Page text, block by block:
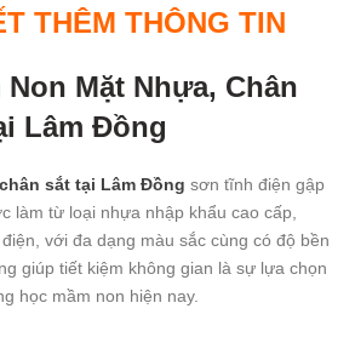
THÊM THÔNG TIN
Non Mặt Nhựa, Chân
Lâm Đồng
sắt tại Lâm Đồng sơn tĩnh điện gập
làm từ loại nhựa nhập khẩu cao cấp,
với đa dạng màu sắc cùng có độ bền
giúp tiết kiệm không gian là sự lựa chọn
học mầm non hiện nay.